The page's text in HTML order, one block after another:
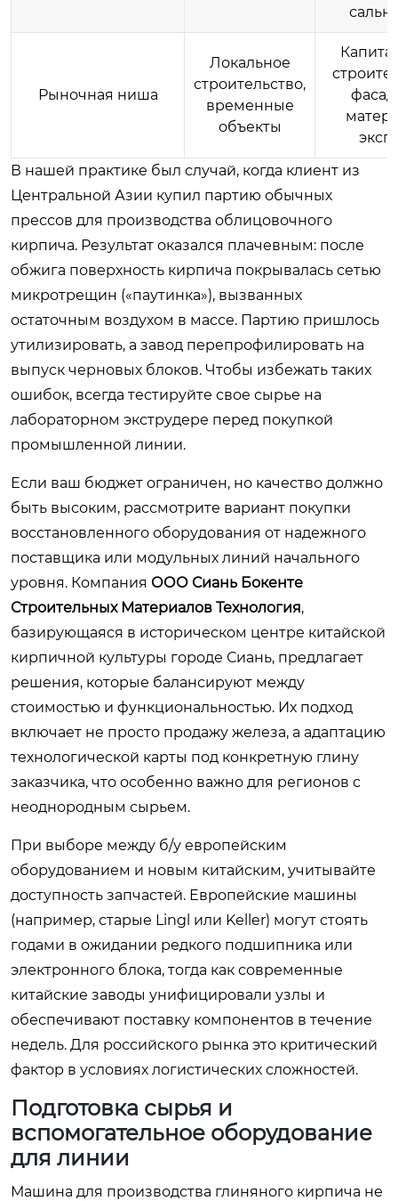
Рыночная ниша
Локальное
строительство,
временные
объекты
В нашей практике был случай, когда клиент из
Центральной Азии купил партию обычных
прессов для производства облицовочного
кирпича. Результат оказался плачевным: после
обжига поверхность кирпича покрывалась сетью
микротрещин («паутинка»), вызванных
остаточным воздухом в массе. Партию пришлось
утилизировать, а завод перепрофилировать на
выпуск черновых блоков. Чтобы избежать таких
ошибок, всегда тестируйте свое сырье на
лабораторном экструдере перед покупкой
промышленной линии.
Если ваш бюджет ограничен, но качество должно
быть высоким, рассмотрите вариант покупки
восстановленного оборудования от надежного
поставщика или модульных линий начального
уровня. Компания ООО Сиань Бокенте
Строительных Материалов Технология,
базирующаяся в историческом центре китайской
кирпичной культуры городе Сиань, предлагает
решения, которые балансируют между
стоимостью и функциональностью. Их подход
включает не просто продажу железа, а адаптацию
технологической карты под конкретную глину
заказчика, что особенно важно для регионов с
неоднородным сырьем.
При выборе между б/у европейским
оборудованием и новым китайским, учитывайте
доступность запчастей. Европейские машины
(например, старые Lingl или Keller) могут стоять
годами в ожидании редкого подшипника или
электронного блока, тогда как современные
китайские заводы унифицировали узлы и
обеспечивают поставку компонентов в течение
недель. Для российского рынка это критический
фактор в условиях логистических сложностей.
Подготовка сырья и
вспомогательное оборудование
для линии
Машина для производства глиняного кирпича не